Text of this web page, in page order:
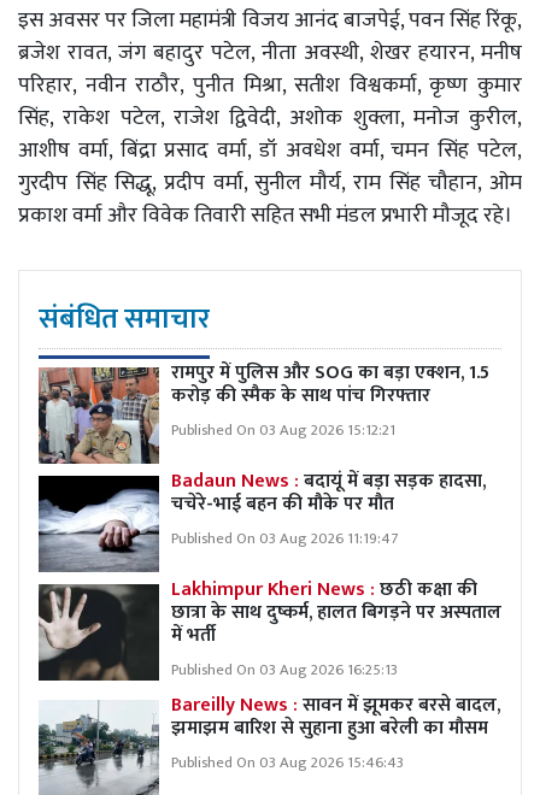
इस अवसर पर जिला महामंत्री विजय आनंद बाजपेई, पवन सिंह रिंकू,
ब्रजेश रावत, जंग बहादुर पटेल, नीता अवस्थी, शेखर हयारन, मनीष
परिहार, नवीन राठौर, पुनीत मिश्रा, सतीश विश्वकर्मा, कृष्ण कुमार
सिंह, राकेश पटेल, राजेश द्विवेदी, अशोक शुक्ला, मनोज कुरील,
आशीष वर्मा, बिंद्रा प्रसाद वर्मा, डॉ अवधेश वर्मा, चमन सिंह पटेल,
गुरदीप सिंह सिद्धू, प्रदीप वर्मा, सुनील मौर्य, राम सिंह चौहान, ओम
प्रकाश वर्मा और विवेक तिवारी सहित सभी मंडल प्रभारी मौजूद रहे।
संबंधित समाचार
रामपुर में पुलिस और SOG का बड़ा एक्शन, 1.5
करोड़ की स्मैक के साथ पांच गिरफ्तार
Published On 03 Aug 2026 15:12:21
Badaun News :बदायूं में बड़ा सड़क हादसा,
चचेरे-भाई बहन की मौके पर मौत
Published On 03 Aug 2026 11:19:47
Lakhimpur Kheri News :छठी कक्षा की
छात्रा के साथ दुष्कर्म, हालत बिगड़ने पर अस्पताल
में भर्ती
Published On 03 Aug 2026 16:25:13
Bareilly News :सावन में झूमकर बरसे बादल,
झमाझम बारिश से सुहाना हुआ बरेली का मौसम
Published On 03 Aug 2026 15:46:43